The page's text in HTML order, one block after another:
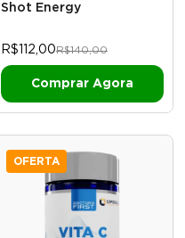
Shot Energy
R$112,00R$140,00
OFERTA